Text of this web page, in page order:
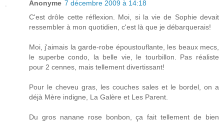
Anonyme 7 décembre 2009 à 14:18
C'est drôle cette réflexion. Moi, si la vie de Sophie devait
ressembler à mon quotidien, c'est là que je débarquerais!
Moi, j'aimais la garde-robe époustouflante, les beaux mecs,
le superbe condo, la belle vie, le tourbillon. Pas réaliste
pour 2 cennes, mais tellement divertissant!
Pour le cheveu gras, les couches sales et le bordel, on a
déjà Mère indigne, La Galère et Les Parent.
Du gros nanane rose bonbon, ça fait tellement de bien